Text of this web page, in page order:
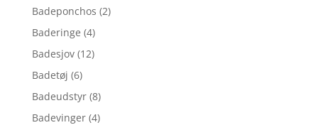
Badeponchos (2)
Baderinge (4)
Badesjov (12)
Badetøj (6)
Badeudstyr (8)
Badevinger (4)